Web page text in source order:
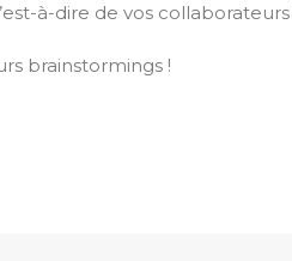
à-dire de vos collaborateurs
brainstormings !